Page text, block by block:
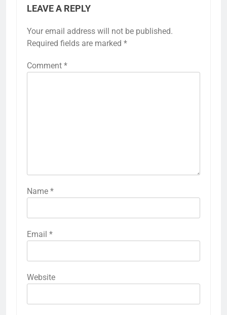
LEAVE A REPLY
Your email address will not be published.
Required fields are marked *
Comment *
Name *
Email *
Website